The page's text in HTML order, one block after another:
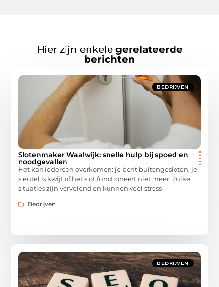
Hier zijn enkele gerelateerde
berichten
BEDRIJVEN
Slotenmaker Waalwijk: snelle hulp bij spoed en
noodgevallen
Het kan iedereen overkomen: je bent buitengesloten, je
sleutel is kwijt of het slot functioneert niet meer. Zulke
situaties zijn vervelend en kunnen veel stress
Bedrijven
BEDRIJVEN